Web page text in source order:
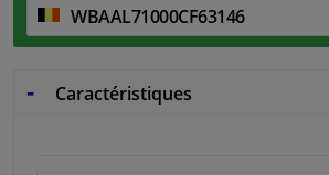
Caractéristiques